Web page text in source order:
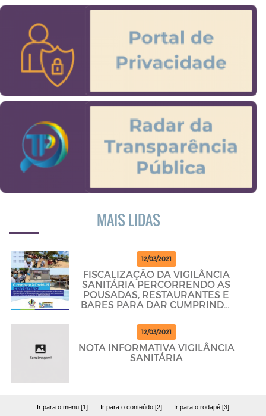
MAIS LIDAS
12/03/2021
FISCALIZAÇÃO DA VIGILÂNCIA
SANITÁRIA PERCORRENDO AS
POUSADAS, RESTAURANTES E
BARES PARA DAR CUMPRINDO
12/03/2021
NOTA INFORMATIVA VIGILÂNCIA
SANITÁRIA
Ir para o menu [1] Ir para o conteúdo [2] Ir para o rodapé [3]